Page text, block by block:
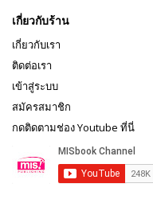
เกี่ยวกับร้าน
เกี่ยวกับเรา
ติดต่อเรา
เข้าสู่ระบบ
สมัครสมาชิก
กดติดตามช่อง Youtube ที่นี่